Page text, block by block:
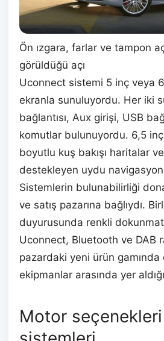
Ön ızgara, farlar ve tampon
görüldüğü açı
Uconnect sistemi 5 inç veya
ekranla sunuluyordu. Her iki
bağlantısı, Aux girişi, USB
komutlar bulunuyordu. 6,5
boyutlu kuş bakışı haritalar
destekleyen uydu
Sistemlerin bulunabilirliği
ve satış pazarına bağlıydı.
duyurusunda renkli
Uconnect, Bluetooth ve DAB
pazardaki yeni ürün
ekipmanlar arasında yer
Motor